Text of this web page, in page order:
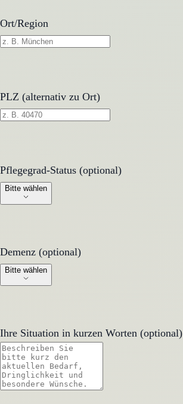
Ort/Region
PLZ (alternativ zu Ort)
Pflegegrad-Status (optional)
Pflegegrad-Status (optional)
Bitte wählen
Demenz (optional)
Demenz (optional)
Bitte wählen
Ihre Situation in kurzen Worten (optional)